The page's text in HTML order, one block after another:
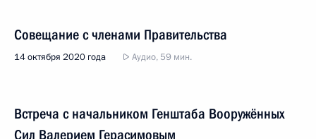
Совещание с членами Правительства
14 октября 2020 года Аудио, 59 мин.
Встреча с начальником Генштаба Вооружённых
Сил Валерием Герасимовым